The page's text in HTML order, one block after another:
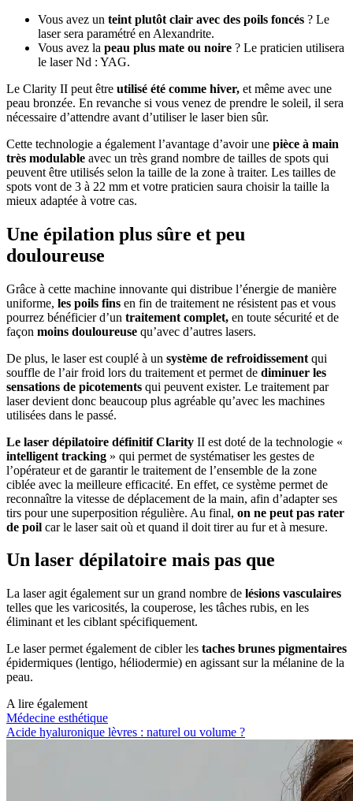
Vous avez un teint plutôt clair avec des poils foncés ? Le
laser sera paramétré en Alexandrite.
Vous avez la peau plus mate ou noire ? Le praticien utilisera
le laser Nd : YAG.
Le Clarity II peut être utilisé été comme hiver, et même avec une
peau bronzée. En revanche si vous venez de prendre le soleil, il sera
nécessaire d’attendre avant d’utiliser le laser bien sûr.
Cette technologie a également l’avantage d’avoir une pièce à main
très modulable avec un très grand nombre de tailles de spots qui
peuvent être utilisés selon la taille de la zone à traiter. Les tailles de
spots vont de 3 à 22 mm et votre praticien saura choisir la taille la
mieux adaptée à votre cas.
Une épilation plus sûre et peu
douloureuse
Grâce à cette machine innovante qui distribue l’énergie de manière
uniforme, les poils fins en fin de traitement ne résistent pas et vous
pourrez bénéficier d’un traitement complet, en toute sécurité et de
façon moins douloureuse qu’avec d’autres lasers.
De plus, le laser est couplé à un système de refroidissement qui
souffle de l’air froid lors du traitement et permet de diminuer les
sensations de picotements qui peuvent exister. Le traitement par
laser devient donc beaucoup plus agréable qu’avec les machines
utilisées dans le passé.
Le laser dépilatoire définitif Clarity II est doté de la technologie «
intelligent tracking » qui permet de systématiser les gestes de
l’opérateur et de garantir le traitement de l’ensemble de la zone
ciblée avec la meilleure efficacité. En effet, ce système permet de
reconnaître la vitesse de déplacement de la main, afin d’adapter ses
tirs pour une superposition régulière. Au final, on ne peut pas rater
de poil car le laser sait où et quand il doit tirer au fur et à mesure.
Un laser dépilatoire mais pas que
La laser agit également sur un grand nombre de lésions vasculaires
telles que les varicosités, la couperose, les tâches rubis, en les
éliminant et les ciblant spécifiquement.
Le laser permet également de cibler les taches brunes pigmentaires
épidermiques (lentigo, héliodermie) en agissant sur la mélanine de la
peau.
A lire également
Médecine esthétique
Acide hyaluronique lèvres : naturel ou volume ?